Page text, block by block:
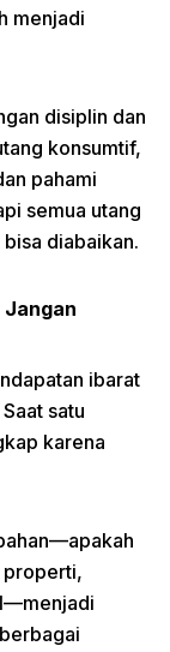
menjadi
disiplin dan
konsumtif,
pahami
semua utang
diabaikan.
ibarat
satu
karena
properti,